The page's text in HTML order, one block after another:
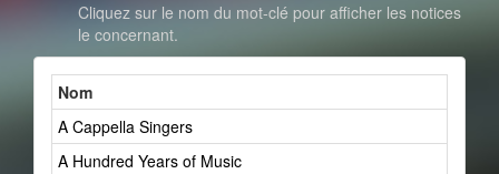
Cliquez sur le nom du mot-clé pour afficher les notices
le concernant.
Nom
A Cappella Singers
A Hundred Years of Music